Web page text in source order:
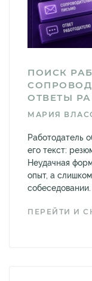
ПОИСК
ОТВЕТЫ
МАРИЯ
Работодатель
его текст:
Неудачная
опыт, а
ПЕРЕЙТИ И